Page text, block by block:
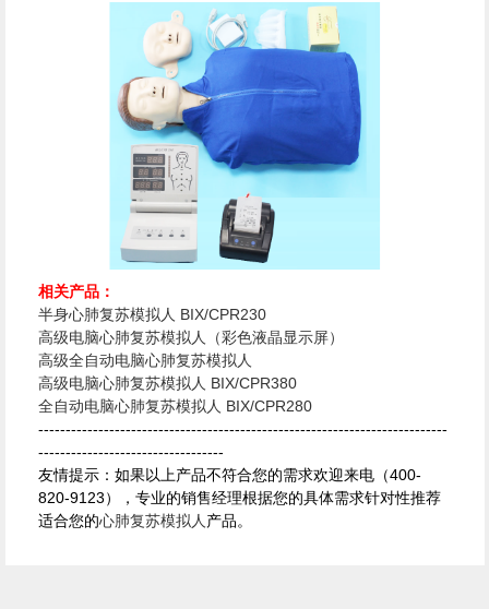
相关产品：
半身心肺复苏模拟人 BIX/CPR230
高级电脑心肺复苏模拟人（彩色液晶显示屏）
高级全自动电脑心肺复苏模拟人
高级电脑心肺复苏模拟人 BIX/CPR380
全自动电脑心肺复苏模拟人 BIX/CPR280
---------------------------------------------------------------------------
----------------------------------
友情提示：如果以上产品不符合您的需求欢迎来电（400-
820-9123），专业的销售经理根据您的具体需求针对性推荐
适合您的心肺复苏模拟人产品。